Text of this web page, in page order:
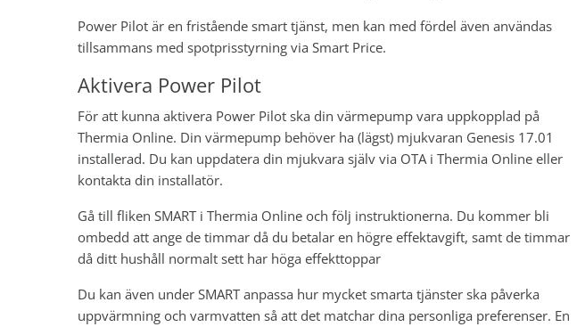
Power Pilot är en fristående smart tjänst, men kan med fördel även användas
tillsammans med spotprisstyrning via Smart Price.
Aktivera Power Pilot
För att kunna aktivera Power Pilot ska din värmepump vara uppkopplad på
Thermia Online. Din värmepump behöver ha (lägst) mjukvaran Genesis 17.01
installerad. Du kan uppdatera din mjukvara själv via OTA i Thermia Online eller
kontakta din installatör.
Gå till fliken SMART i Thermia Online och följ instruktionerna. Du kommer bli
ombedd att ange de timmar då du betalar en högre effektavgift, samt de timmar
då ditt hushåll normalt sett har höga effekttoppar
Du kan även under SMART anpassa hur mycket smarta tjänster ska påverka
uppvärmning och varmvatten så att det matchar dina personliga preferenser. En